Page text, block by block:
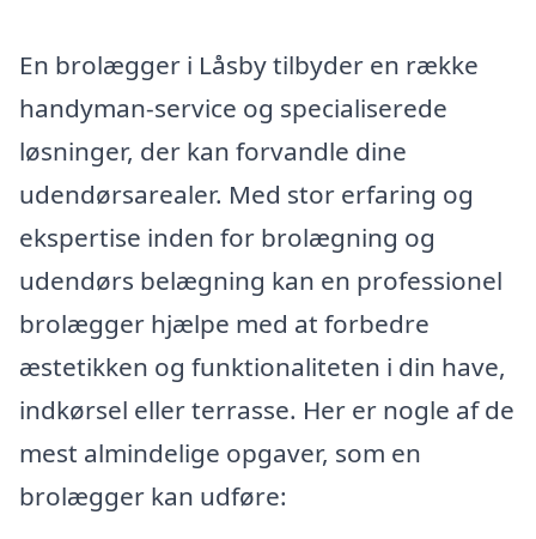
En brolægger i Låsby tilbyder en række
handyman-service og specialiserede
løsninger, der kan forvandle dine
udendørsarealer. Med stor erfaring og
ekspertise inden for brolægning og
udendørs belægning kan en professionel
brolægger hjælpe med at forbedre
æstetikken og funktionaliteten i din have,
indkørsel eller terrasse. Her er nogle af de
mest almindelige opgaver, som en
brolægger kan udføre: